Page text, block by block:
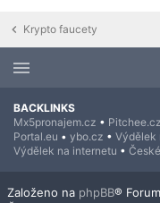
Krypto faucety
BACKLINKS
Mx5pronajem.cz • Pitchee.cz
Portal.eu • ybo.cz • Výdělek
Výdělek na internetu •
Založeno na phpBB®